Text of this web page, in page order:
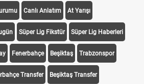
Canlı Anlatım At Yarışı
Süper Lig Fikstür Süper Lig Haberleri
Fenerbahçe Beşiktaş Trabzonspor
Transfer Beşiktaş Transfer